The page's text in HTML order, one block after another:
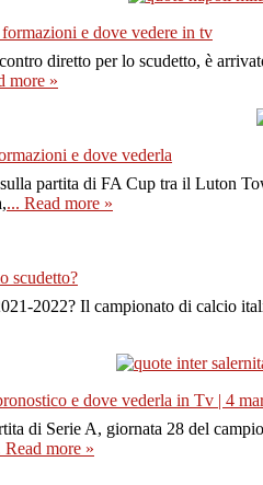
e dove vedere in tv
diretto per lo scudetto, è
more »
e dove vederla
partita di FA Cup tra il Luton
... Read more »
scudetto?
2022? Il campionato di calcio
e dove vederla in Tv | 4
di Serie A, giornata 28 del
Read more »